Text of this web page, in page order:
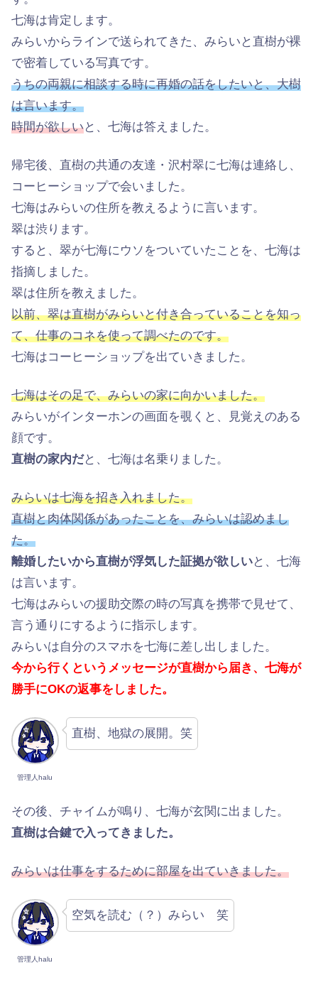
七海は肯定します。
みらいからラインで送られてきた、みらいと直樹が裸
で密着している写真です。
うちの両親に相談する時に再婚の話をしたいと、大樹
は言います。
時間が欲しいと、七海は答えました。
帰宅後、直樹の共通の友達・沢村翠に七海は連絡し、
コーヒーショップで会いました。
七海はみらいの住所を教えるように言います。
翠は渋ります。
すると、翠が七海にウソをついていたことを、七海は
指摘しました。
翠は住所を教えました。
以前、翠は直樹がみらいと付き合っていることを知っ
て、仕事のコネを使って調べたのです。
七海はコーヒーショップを出ていきました。
七海はその足で、みらいの家に向かいました。
みらいがインターホンの画面を覗くと、見覚えのある
顔です。
直樹の家内だと、七海は名乗りました。
みらいは七海を招き入れました。
直樹と肉体関係があったことを、みらいは認めまし
た。
離婚したいから直樹が浮気した証拠が欲しいと、七海
は言います。
七海はみらいの援助交際の時の写真を携帯で見せて、
言う通りにするように指示します。
みらいは自分のスマホを七海に差し出しました。
今から行くというメッセージが直樹から届き、七海が
勝手にOKの返事をしました。
管理人halu
直樹、地獄の展開。笑
その後、チャイムが鳴り、七海が玄関に出ました。
直樹は合鍵で入ってきました。
みらいは仕事をするために部屋を出ていきました。
管理人halu
空気を読む（？）みらい 笑